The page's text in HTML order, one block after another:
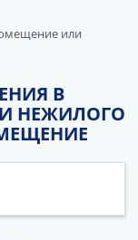
обсуждения
или
В
НЕЖИЛОГО